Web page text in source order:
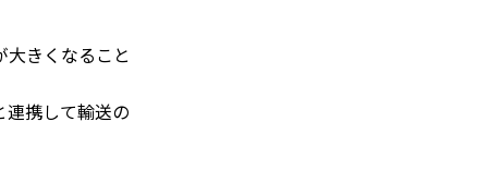
きくなること
携して輸送の